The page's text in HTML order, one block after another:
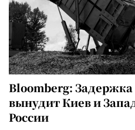
Bloomberg:
вынудит Киев и
России